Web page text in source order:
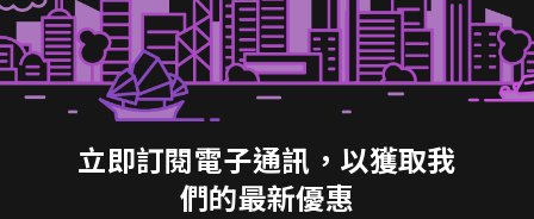
立即訂閱電子通訊，以獲取我
們的最新優惠